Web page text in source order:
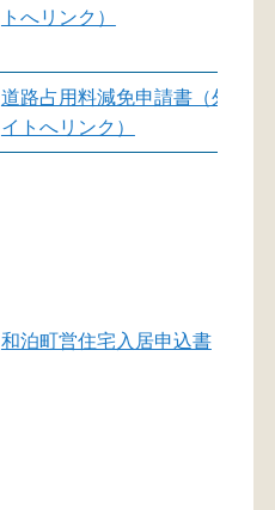
トへリンク）
道路占用料減免申請書（外部サ
イトへリンク）
和泊町営住宅入居申込書